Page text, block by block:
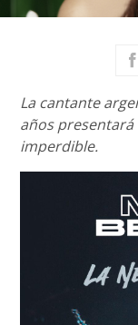
La cantante
años
imperdible.